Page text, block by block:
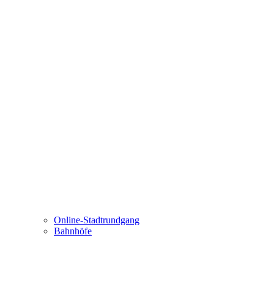
Online-Stadtrundgang
Bahnhöfe